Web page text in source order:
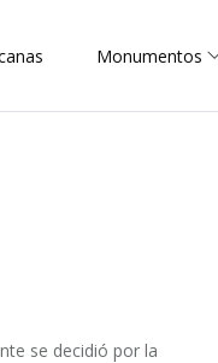
Monumentos
se decidió por la